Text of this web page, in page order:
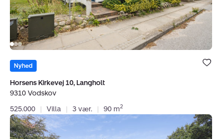
Bolig er
under dine
Nyhed
Horsens Kirkevej 10, Langholt
9310 Vodskov
525.000
| Villa | 3 vær. | 90 m2
Villa:
Sønderskovvej